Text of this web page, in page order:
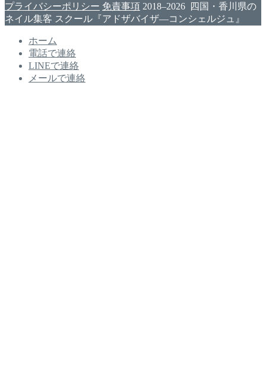
プライバシーポリシー 免責事項 2018–2026 四国・香川県の
ネイル集客 スクール『アドザバイザ―コンシェルジュ』
ホーム
電話で連絡
LINEで連絡
メールで連絡